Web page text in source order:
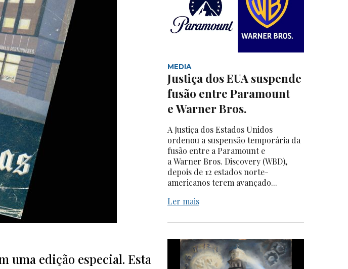
uma edição especial. Esta
MEDIA
Justiça dos EUA suspende
fusão entre Paramount
e Warner Bros.
A Justiça dos Estados Unidos
ordenou a suspensão temporária da
fusão entre a Paramount e
a Warner Bros. Discovery (WBD),
depois de 12 estados norte-
americanos terem avançado...
Ler mais